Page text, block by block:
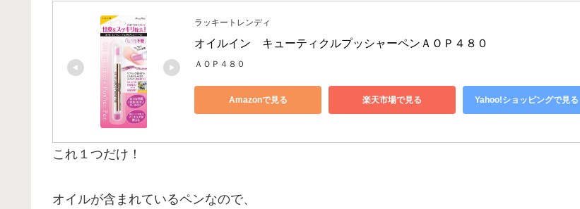
ラッキートレンディ
オイルイン　キューティクルプッシャーペンＡＯＰ４８０
ＡＯＰ４８０
Amazonで見る 楽天市場で見る Yahoo!ショッピングで見る
これ１つだけ！
オイルが含まれているペンなので、